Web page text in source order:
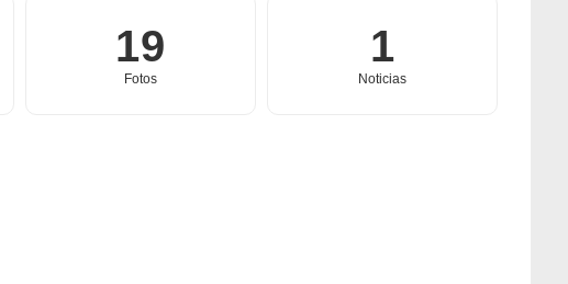
19
Fotos
1
Noticias